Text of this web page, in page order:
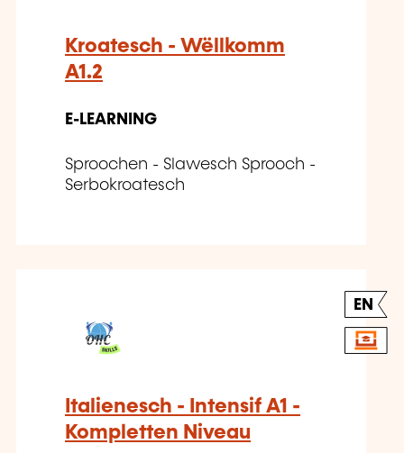
Kroatesch - Wëllkomm
A1.2
E-LEARNING
Sproochen - Slawesch Sprooch -
Serbokroatesch
EN
Italienesch - Intensif A1 -
Kompletten Niveau